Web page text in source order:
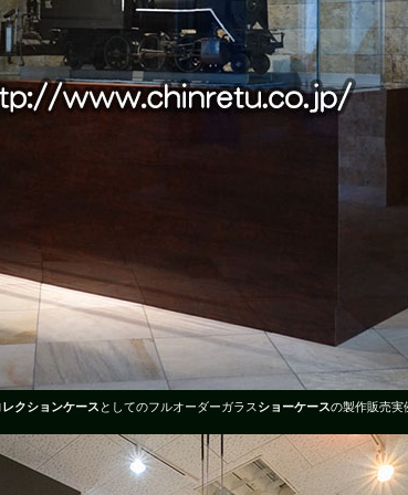
クションケース としてのフルオーダーガラス ショーケースの製作販売実